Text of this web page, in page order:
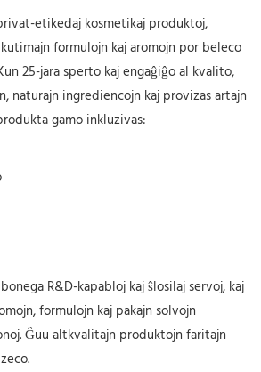
etikedaj kosmetikaj produktoj,
formulojn kaj aromojn por beleco
25-jara sperto kaj engaĝiĝo al kvalito,
naturajn ingrediencojn kaj provizas artajn
gamo inkluzivas:
R&D-kapabloj kaj ŝlosilaj servoj, kaj
formulojn kaj pakajn solvojn
Ĝuu altkvalitajn produktojn faritajn